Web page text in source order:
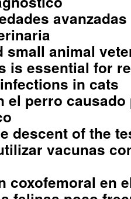
small animal
is essential for
in cats
el perro
descent of the
vacunas
coxofemoral en